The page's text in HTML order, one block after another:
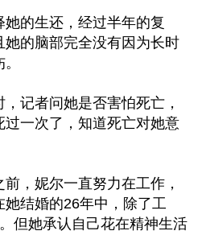
她的生还，经过半年的复
的脑部完全没有因为长时
记者问她是否害怕死亡，
一次了，知道死亡对她意
，妮尔一直努力在工作，
结婚的26年中，除了工
但她承认自己花在精神生活